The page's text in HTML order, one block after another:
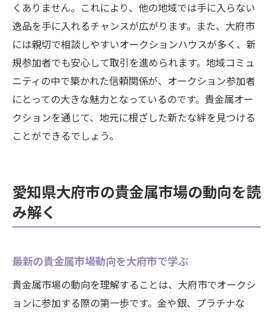
オークションの基本ルールと参加手順を理
解しよう
初めての貴金属オークションでのスムーズ
なスタート方法
初心者向けの貴金属オークション参戦の流
れ
大府市の貴金属オークションでの成功体験
画策定
くありません。これにより、他の地域では手に入らない
逸品を手に入れるチャンスが広がります。また、大府市
には親切で相談しやすいオークションハウスが多く、新
規参加者でも安心して取引を進められます。地域コミュ
ニティの中で築かれた信頼関係が、オークション参加者
にとっての大きな魅力となっているのです。貴金属オー
クションを通じて、地元に根ざした新たな絆を見つける
ことができるでしょう。
愛知県大府市の貴金属市場の動向を読
み解く
最新の貴金属市場動向を大府市で学ぶ
貴金属市場の動向を理解することは、大府市でオークシ
ョンに参加する際の第一歩です。金や銀、プラチナな